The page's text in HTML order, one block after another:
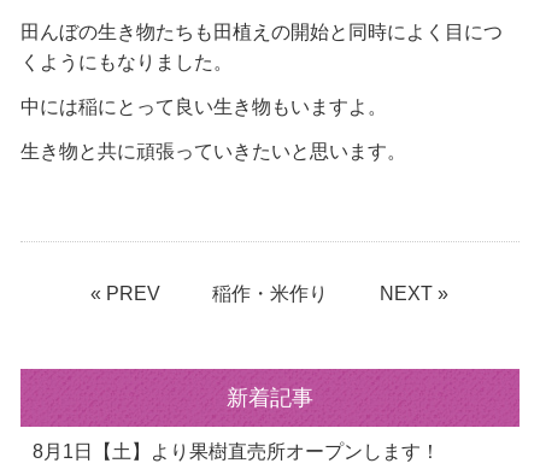
田んぼの生き物たちも田植えの開始と同時によく目につ
くようにもなりました。
中には稲にとって良い生き物もいますよ。
生き物と共に頑張っていきたいと思います。
« PREV 稲作・米作り NEXT »
新着記事
8月1日【土】より果樹直売所オープンします！